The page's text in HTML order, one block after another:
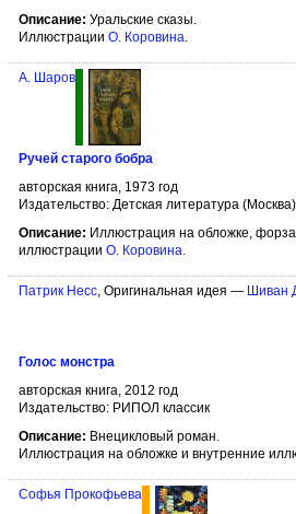
Описание: Уральские сказы.
Иллюстрации О. Коровина.
А. Шаров
Ручей старого бобра
авторская книга, 1973 год
Издательство: Детская литература (Москва)
Описание: Иллюстрация на обложке,
иллюстрации О. Коровина.
Патрик Несс, Оригинальная идея — Шиван
Голос монстра
авторская книга, 2012 год
Издательство: РИПОЛ классик
Описание: Внецикловый роман.
Иллюстрация на обложке и внутренние
Софья Прокофьева